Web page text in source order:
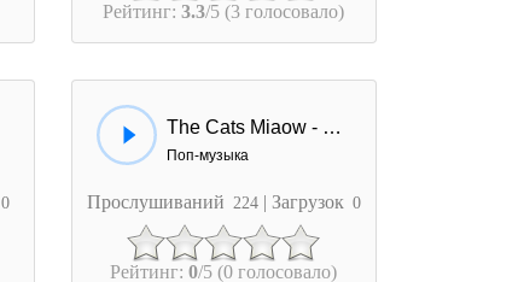
Рейтинг:3.3/5 (3 голосовало)
0
The Cats Miaow - Dont Worry
Поп-музыка
Прослушиваний 224 | Загрузок 0
Рейтинг:0/5 (0 голосовало)